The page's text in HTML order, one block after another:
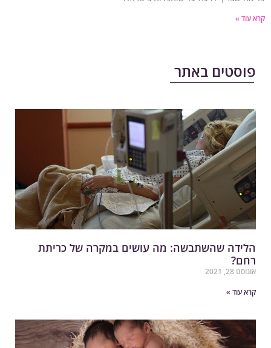
עוד »
באתר
שהשתבשה: מה עושים במקרה של כריתת
28, 2021
עוד »